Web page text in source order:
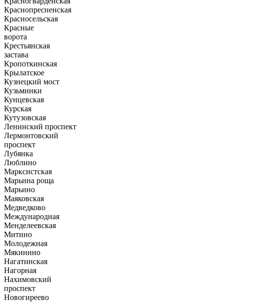
Краснопресненская
Красносельская
Красные
ворота
Крестьянская
застава
Кропоткинская
Крылатское
Кузнецкий мост
Кузьминки
Кунцевская
Курская
Кутузовская
Ленинский проспект
Лермонтовский
проспект
Лубянка
Люблино
Марксистская
Марьина роща
Марьино
Маяковская
Медведково
Международная
Менделеевская
Митино
Молодежная
Мякинино
Нагатинская
Нагорная
Нахимовский
проспект
Новогиреево